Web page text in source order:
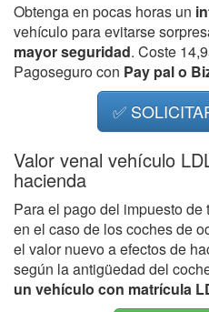
Obtenga en pocas horas un
vehículo para evitarse
mayor seguridad. Coste
Pagoseguro con Pay pal o
✅
Valor venal vehículo
hacienda
Para el pago del impuesto
en el caso de los coches de
el valor nuevo a efectos de
según la antigüedad del
un vehículo con matrícula